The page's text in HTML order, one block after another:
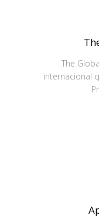
The
internacional